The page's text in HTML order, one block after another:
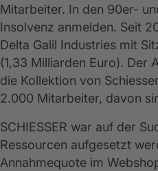
Mitarbeiter. In den 90er-
Insolvenz anmelden. Seit
Delta Galil Industries mit
(1,33 Milliarden Euro). Der
die Kollektion von
2.000 Mitarbeiter, davon
SCHIESSER war auf der
Ressourcen aufgesetzt
Annahmequote im